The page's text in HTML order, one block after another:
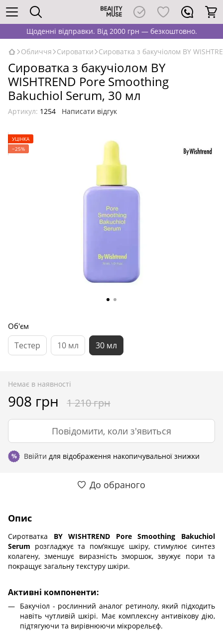
Щоденні відправки. Від 2000 грн — безкоштовно.
Обличчя Сироватки Сироватка з бакучіолом BY
Сироватка з бакучіолом BY
WISHTREND Pore Smoothing
Bakuchiol Serum, 30 мл
Артикул: 1254 Написати відгук
УЦІНКА
−25%
Об'єм
Тестер 10 мл 30 мл
Немає в наявності
908 грн 1 210 грн
Повідомити, коли з'явиться
% Ввійти для відображення накопичувальної знижки
До обраного
Опис
Сиротватка BY WISHTREND Pore Smoothing Bakuchiol
Serum розгладжує та помʼякшує шкіру, стимулює синтез
колагену, зменшує виразність зморшок, звужує пори та
покращує загальну текстуру шкіри.
Активні компоненти:
Бакучіол - рослинний аналог ретинолу, який підходить
навіть чутливій шкірі. Має комплексну антивікову дію,
підтягуючи та вирівнюючи мікрорельєф.